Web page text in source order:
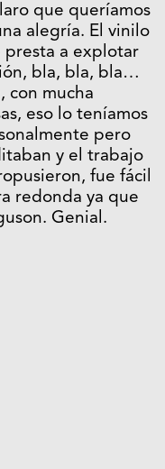
que queríamos
alegría. El vinilo
presta a explotar
bla, bla, bla…
con mucha
eso lo teníamos
pero
y el trabajo
fue fácil
redonda ya que
Genial.